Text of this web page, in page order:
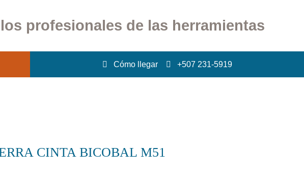
profesionales de las herramientas
Cómo llegar +507 231-5919
CINTA BICOBAL M51